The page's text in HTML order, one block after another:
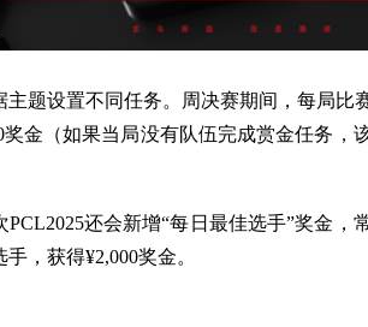
主题设置不同任务。周决赛期间，每局比
奖金（如果当局没有队伍完成赏金任务，
PCL2025还会新增“每日最佳选手”奖金，
，获得¥2,000奖金。